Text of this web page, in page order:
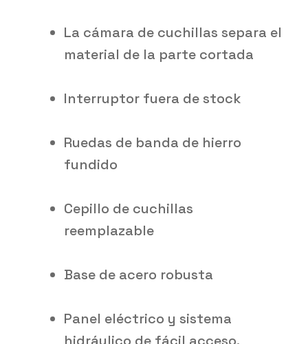
La cámara de cuchillas separa el
material de la parte cortada
Interruptor fuera de stock
Ruedas de banda de hierro
fundido
Cepillo de cuchillas
reemplazable
Base de acero robusta
Panel eléctrico y sistema